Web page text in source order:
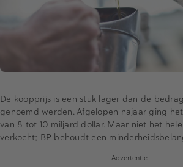
De koopprijs is een stuk lager dan de
genoemd werden. Afgelopen najaar ging
van 8 tot 10 miljard dollar. Maar niet het
verkocht; BP behoudt een
Advertentie